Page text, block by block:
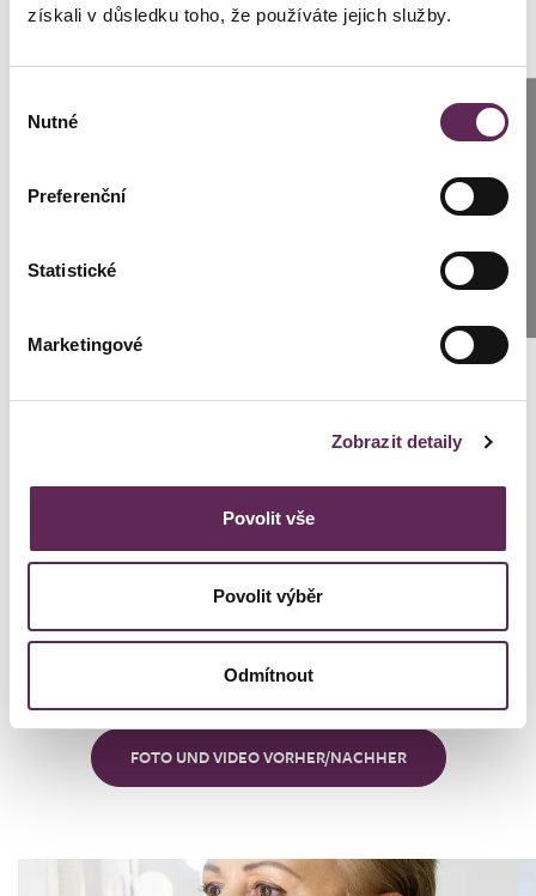
získali v důsledku toho, že používáte jejich služby.
souhlasu
Nutné
Preferenční
Statistické
Marketingové
Zobrazit detaily
Povolit vše
Povolit výběr
Odmítnout
UnsereKunden
FOTO UND VIDEO VORHER/NACHHER
Brünn: +420 776 279 454